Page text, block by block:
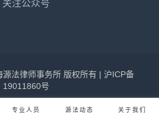
关注公众号
法律师事务所 版权所有 | 沪ICP备
19011860号
专业人员 源法动态 关于我们